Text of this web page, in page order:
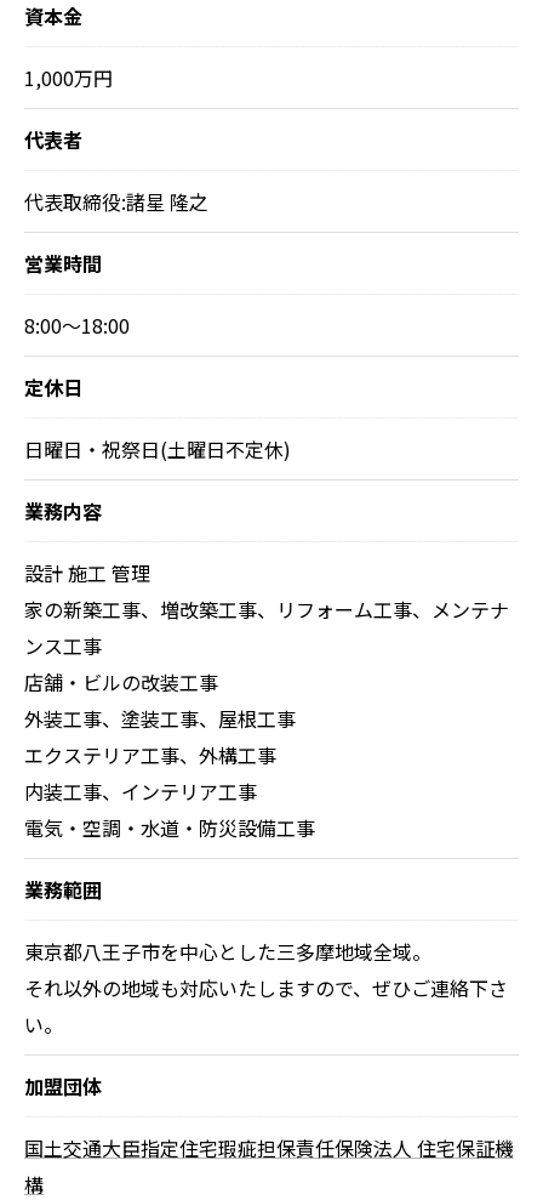
資本金
1,000万円
代表者
代表取締役:諸星 隆之
営業時間
8:00～18:00
定休日
日曜日・祝祭日(土曜日不定休)
業務内容
設計 施工 管理
家の新築工事、増改築工事、リフォーム工事、メンテナ
ンス工事
店舗・ビルの改装工事
外装工事、塗装工事、屋根工事
エクステリア工事、外構工事
内装工事、インテリア工事
電気・空調・水道・防災設備工事
業務範囲
東京都八王子市を中心とした三多摩地域全域。
それ以外の地域も対応いたしますので、ぜひご連絡下さ
い。
加盟団体
国土交通大臣指定住宅瑕疵担保責任保険法人 住宅保証機
構